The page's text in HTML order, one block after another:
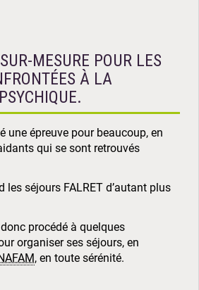
MESURE POUR LES
À LA
une épreuve pour beaucoup, en
qui se sont retrouvés
les séjours FALRET d’autant plus
donc procédé à quelques
organiser ses séjours, en
, en toute sérénité.